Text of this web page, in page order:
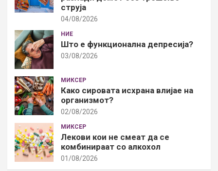
струја
04/08/2026
НИЕ
Што е функционална депресија?
03/08/2026
МИКСЕР
Како сировата исхрана влијае на
организмот?
02/08/2026
МИКСЕР
Лекови кои не смеат да се
комбинираат со алкохол
01/08/2026